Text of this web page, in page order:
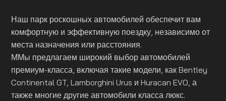
Наш парк роскошных автомобилей обеспечит вам
комфортную и эффективную поездку, независимо от
места назначения или расстояния.
ММы предлагаем широкий выбор автомобилей
премиум-класса, включая такие модели, как Bentley
Continental GT, Lamborghini Urus и Huracan EVO, а
также многие другие автомобили класса люкс.